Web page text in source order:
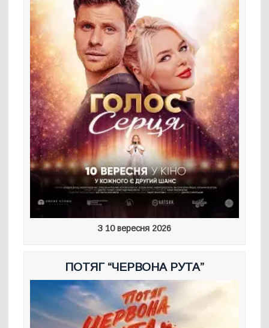
З 10 вересня 2026
ПОТЯГ “ЧЕРВОНА РУТА”